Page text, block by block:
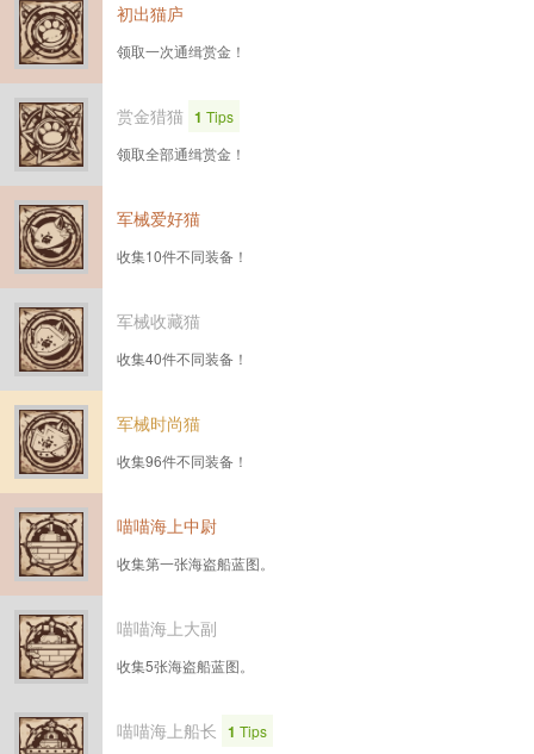
初出猫庐
领取一次通缉赏金！
赏金猎猫 1 Tips
领取全部通缉赏金！
军械爱好猫
收集10件不同装备！
军械收藏猫
收集40件不同装备！
军械时尚猫
收集96件不同装备！
喵喵海上中尉
收集第一张海盗船蓝图。
喵喵海上大副
收集5张海盗船蓝图。
喵喵海上船长 1 Tips